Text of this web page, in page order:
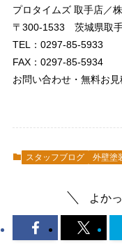
プロタイムズ 取手店／
〒300-1533 茨城県取
TEL：0297-85-5933
FAX：0297-85-5934
お問い合わせ・無料お
スタッフブログ 外壁塗
よか